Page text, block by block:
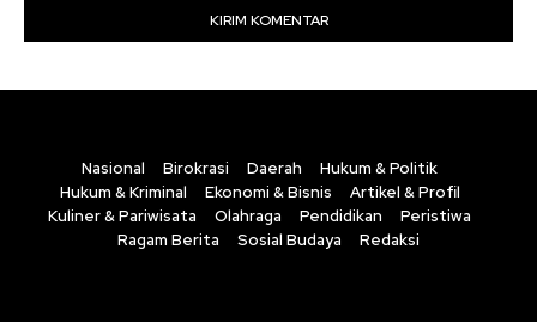
Nasional Birokrasi Daerah
Hukum & Politik
Hukum & Kriminal
Ekonomi & Bisnis
Artikel & Profil
Kuliner & Pariwisata
Olahraga Pendidikan
Peristiwa
Ragam Berita
Sosial Budaya Redaksi